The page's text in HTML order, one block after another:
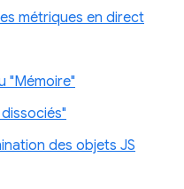
métriques en direct
"Mémoire"
des objets JS